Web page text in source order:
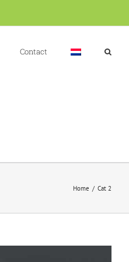
Contact
Home Cat 2